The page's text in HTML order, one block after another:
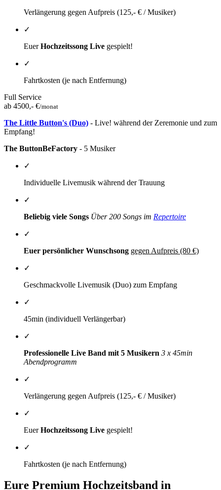
Verlängerung gegen Aufpreis (125,- € / Musiker)
✓
EuerHochzeitssong Live gespielt!
✓
Fahrtkosten (je nach Entfernung)
Full Service
ab 4500,- €/monat
The Little Button's (Duo) - Live! während der Zeremonie und zum
Empfang!
The ButtonBeFactory - 5 Musiker
✓
Individuelle Livemusik während der Trauung
✓
Beliebig viele Songs Über 200 Songs im Repertoire
✓
Euer persönlicher Wunschsong gegen Aufpreis (80 €)
✓
Geschmackvolle Livemusik (Duo) zum Empfang
✓
45min (individuell Verlängerbar)
✓
Professionelle Live Band mit 5 Musikern 3 x 45min
Abendprogramm
✓
Verlängerung gegen Aufpreis (125,- € / Musiker)
✓
EuerHochzeitssong Live gespielt!
✓
Fahrtkosten (je nach Entfernung)
Eure Premium Hochzeitsband in